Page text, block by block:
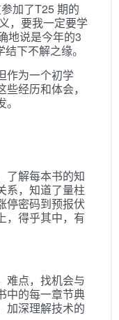
加了T25 期的
，要我一定要学
地说是今年的3
下不解之缘。
作为一个初学
经历和体会，
了解每本书的知
系，知道了量柱
停密码到预报伏
，得乎其中，有
难点，找机会与
中的每一章节典
加深理解技术的